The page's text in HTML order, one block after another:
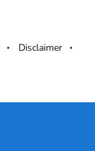
Disclaimer